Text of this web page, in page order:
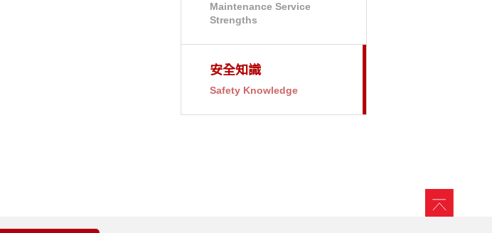
Maintenance Service
Strengths
安全知識
Safety Knowledge